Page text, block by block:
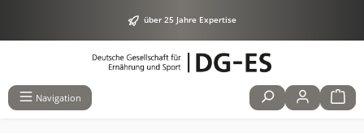
über 25 Jahre Expertise
Navigation